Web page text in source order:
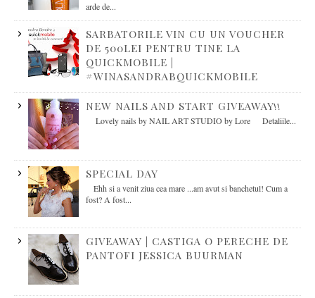
arde de...
SARBATORILE VIN CU UN VOUCHER
DE 500LEI PENTRU TINE LA
QUICKMOBILE |
#WINASANDRABQUICKMOBILE
NEW NAILS AND START GIVEAWAY!!
Lovely nails by NAIL ART STUDIO by Lore Detaliile...
SPECIAL DAY
Ehh si a venit ziua cea mare ...am avut si banchetul! Cum a
fost? A fost...
GIVEAWAY | CASTIGA O PERECHE DE
PANTOFI JESSICA BUURMAN